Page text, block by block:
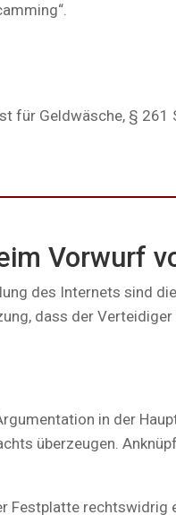
für Geldwäsche, § 261
Vorwurf
des Internets sind
dass der
in der
überzeugen.
Festplatte